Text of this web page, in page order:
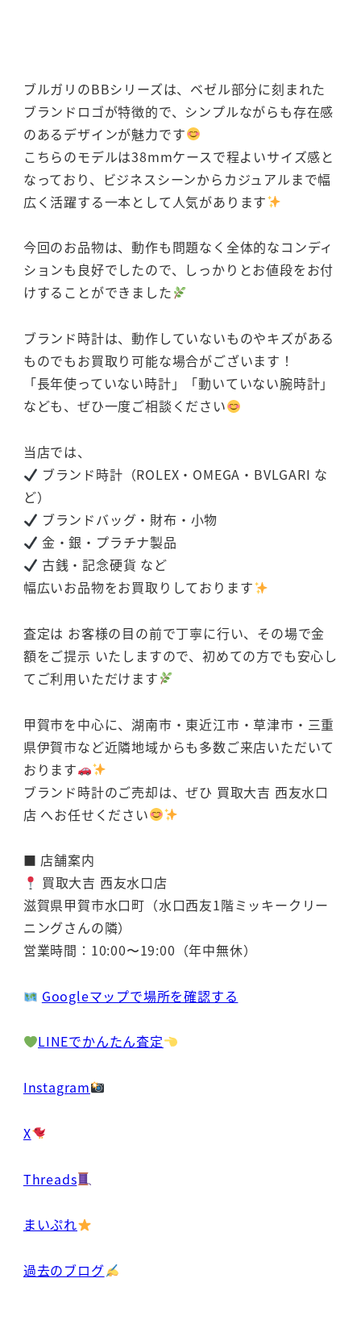
ブルガリのBBシリーズは、ベゼル部分に刻まれた
ブランドロゴが特徴的で、シンプルながらも存在感
のあるデザインが魅力です
こちらのモデルは38mmケースで程よいサイズ感と
なっており、ビジネスシーンからカジュアルまで幅
広く活躍する一本として人気があります
今回のお品物は、動作も問題なく全体的なコンディ
ションも良好でしたので、しっかりとお値段をお付
けすることができました
ブランド時計は、動作していないものやキズがある
ものでもお買取り可能な場合がございます！
「長年使っていない時計」「動いていない腕時計」
なども、ぜひ一度ご相談ください
当店では、
ブランド時計（ROLEX・OMEGA・BVLGARI な
ど）
ブランドバッグ・財布・小物
金・銀・プラチナ製品
古銭・記念硬貨 など
幅広いお品物をお買取りしております
査定は お客様の目の前で丁寧に行い、その場で金
額をご提示 いたしますので、初めての方でも安心し
てご利用いただけます
甲賀市を中心に、湖南市・東近江市・草津市・三重
県伊賀市など近隣地域からも多数ご来店いただいて
おります
ブランド時計のご売却は、ぜひ 買取大吉 西友水口
店 へお任せください
■ 店舗案内
買取大吉 西友水口店
滋賀県甲賀市水口町（水口西友1階ミッキークリー
ニングさんの隣）
営業時間：10:00〜19:00（年中無休）
Googleマップで場所を確認する
LINEでかんたん査定
Instagram
X
Threads
まいぷれ
過去のブログ